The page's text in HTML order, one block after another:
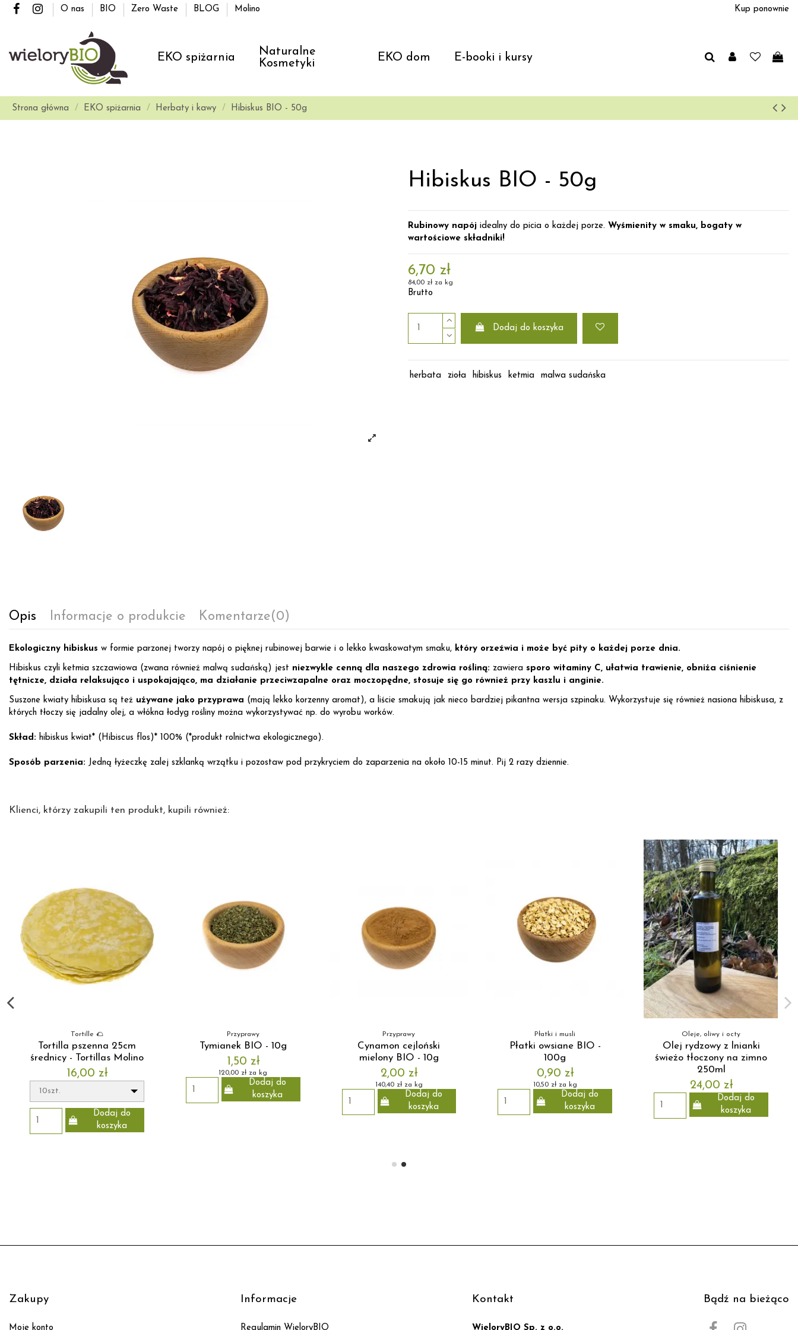
O nas BIO Zero Waste BLOG Molino Kup ponownie
EKO spiżarnia
Naturalne
Kosmetyki
EKO dom E-booki i kursy
Strona główna EKO spiżarnia Herbaty i kawy Hibiskus BIO - 50g
Hibiskus BIO - 50g
Rubinowy napój idealny do picia o każdej porze. Wyśmienity w smaku, bogaty w
wartościowe składniki!
6,70 zł
84,00 zł za kg
Brutto
Dodaj do koszyka
herbata zioła hibiskus ketmia malwa sudańska
Opis Informacje o produkcie Komentarze(0)
Ekologiczny hibiskus w formie parzonej tworzy napój o pięknej rubinowej barwie i o lekko kwaskowatym smaku, który orzeźwia i może być pity o każdej porze dnia.
Hibiskus czyli ketmia szczawiowa (zwana również malwą sudańską) jest niezwykle cenną dla naszego zdrowia rośliną: zawiera sporo witaminy C, ułatwia trawienie, obniża ciśnienie
tętnicze, działa relaksująco i uspokajająco, ma działanie przeciwzapalne oraz moczopędne, stosuje się go również przy kaszlu i anginie.
Suszone kwiaty hibiskusa są też używane jako przyprawa (mają lekko korzenny aromat), a liście smakują jak nieco bardziej pikantna wersja szpinaku. Wykorzystuje się również nasiona hibiskusa, z
których tłoczy się jadalny olej, a włókna łodyg rośliny można wykorzystywać np. do wyrobu worków.
Skład: hibiskus kwiat* (Hibiscus flos)* 100% (*produkt rolnictwa ekologicznego).
Sposób parzenia: Jedną łyżeczkę zalej szklanką wrzątku i pozostaw pod przykryciem do zaparzenia na około 10-15 minut. Pij 2 razy dziennie.
Klienci, którzy zakupili ten produkt, kupili również:
Tortille 🌮
Tortilla pszenna 25cm
średnicy - Tortillas Molino
16,00 zł
10szt.
Dodaj do
koszyka
Przyprawy
Tymianek BIO - 10g
1,50 zł
120,00 zł za kg
Dodaj do
koszyka
Przyprawy
Cynamon cejloński
mielony BIO - 10g
2,00 zł
140,40 zł za kg
Dodaj do
koszyka
Płatki i musli
Płatki owsiane BIO -
100g
0,90 zł
10,50 zł za kg
Dodaj do
koszyka
Oleje, oliwy i octy
Olej rydzowy z lnianki
świeżo tłoczony na zimno
250ml
24,00 zł
Dodaj do
koszyka
Zakupy
Moje konto
Informacje
Regulamin WieloryBIO
Kontakt
WieloryBIO Sp. z o.o.
Bądź na bieżąco